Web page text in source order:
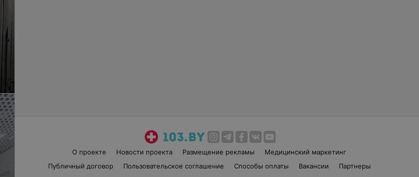
О проекте Новости проекта Размещение рекламы
Медицинский маркетинг
Публичный договор
Пользовательское соглашение Способы оплаты Вакансии
Партнеры